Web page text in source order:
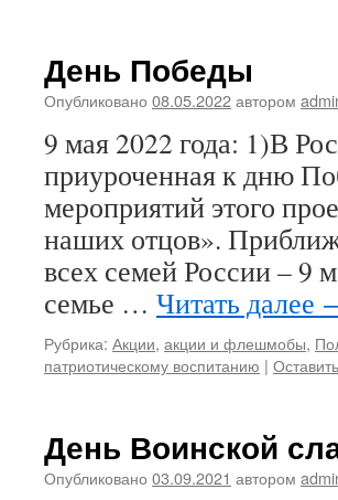
День Победы
Опубликовано 08.05.2022автором
9 мая 2022 года: 1)В
приуроченная к дню
мероприятий этого
наших отцов».
всех семей России –
семье … Читать далее
Рубрика: Акции, акции и флешмобы,
патриотическому воспитанию |
День Воинской
Опубликовано 03.09.2021 автором